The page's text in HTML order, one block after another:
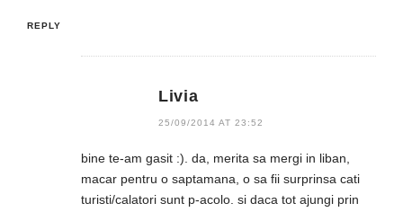
REPLY
Livia
25/09/2014 AT 23:52
bine te-am gasit :). da, merita sa mergi in liban,
macar pentru o saptamana, o sa fii surprinsa cati
turisti/calatori sunt p-acolo. si daca tot ajungi prin